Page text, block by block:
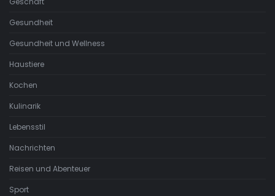
Gesundheit
Gesundheit und Wellness
Haustiere
Kochen
Kulinarik
Lebensstil
Nachrichten
Reisen und Abenteuer
Sport